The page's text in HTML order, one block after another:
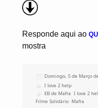
Responde aqui ao
mostra
Publicado
Domingo, 5 de Março
Categorias
I love 2 help
Etiquetas
EB de Mafra ,I love 2
Filme Solidário Mafra